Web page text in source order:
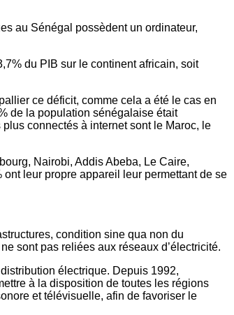
au Sénégal possèdent un ordinateur,
du PIB sur le continent africain, soit
ce déficit, comme cela a été le cas en
de la population sénégalaise était
connectés à internet sont le Maroc, le
Nairobi, Addis Abeba, Le Caire,
leur propre appareil leur permettant de se
condition sine qua non du
sont pas reliées aux réseaux d’électricité.
électrique. Depuis 1992,
à la disposition de toutes les régions
et télévisuelle, afin de favoriser le